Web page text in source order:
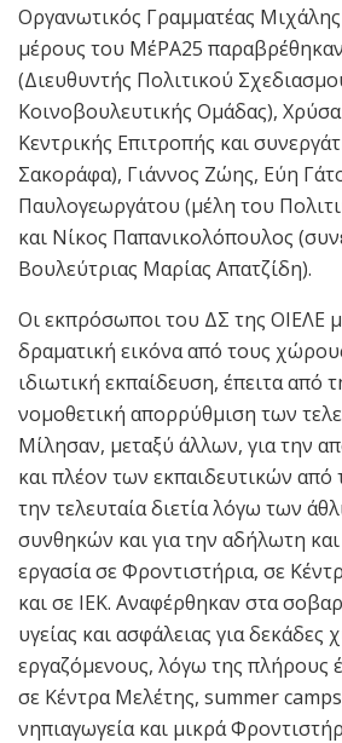
Οργανωτικός Γραμματέας
μέρους του ΜέΡΑ25
(Διευθυντής Πολιτικού
Κοινοβουλευτικής Ομάδας),
Κεντρικής Επιτροπής και
Σακοράφα), Γιάννος Ζώης, Εύη
Παυλογεωργάτου (μέλη του
και Νίκος Παπανικολόπουλος
Βουλεύτριας Μαρίας Απατζίδη).
Οι εκπρόσωποι του ΔΣ της ΟΙΕΛΕ
δραματική εικόνα από τους
ιδιωτική εκπαίδευση, έπειτα από
νομοθετική απορρύθμιση των
Μίλησαν, μεταξύ άλλων, για την
και πλέον των εκπαιδευτικών από
την τελευταία διετία λόγω των
συνθηκών και για την αδήλωτη
εργασία σε Φροντιστήρια, σε
και σε ΙΕΚ. Αναφέρθηκαν στα
υγείας και ασφάλειας για δεκάδες
εργαζόμενους, λόγω της πλήρους
σε Κέντρα Μελέτης, summer
νηπιαγωγεία και μικρά